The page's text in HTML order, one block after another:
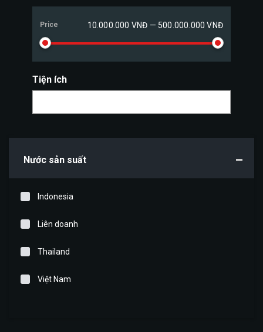
Price 10.000.000 VNĐ — 500.000.000 VNĐ
Tiện ích
Nước sản suất
Indonesia
Liên doanh
Thailand
Việt Nam